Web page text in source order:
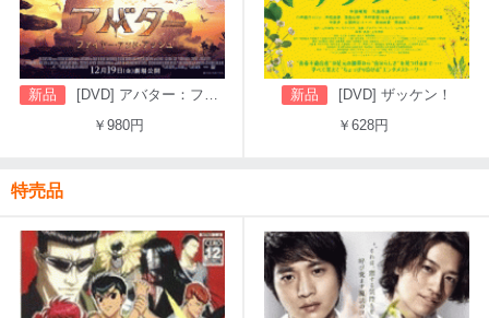
新品
[DVD] アバター：ファイヤー・アンド・アッシュ
￥980円
新品
[DVD] ザッケン！
￥628円
特売品